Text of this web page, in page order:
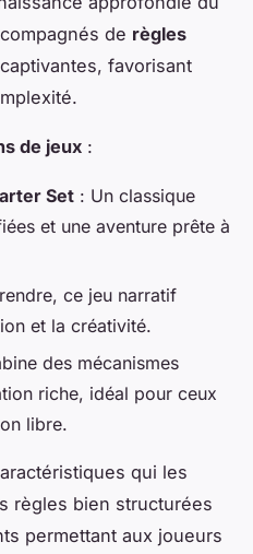
de règles
favorisant
de jeux :
Set : Un classique
et une aventure prête à
ce jeu narratif
et la créativité.
des mécanismes
riche, idéal pour ceux
libre.
qui les
règles bien structurées
permettant aux joueurs